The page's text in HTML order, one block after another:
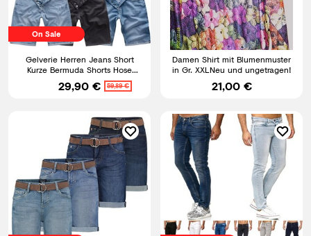
On Sale
Gelverie Herren Jeans Short
Kurze Bermuda Shorts Hose
Denim Stonewashed M58
29,90 € 59,89 €
Damen Shirt mit Blumenmuster
in Gr. XXLNeu und ungetragen!
21,00 €